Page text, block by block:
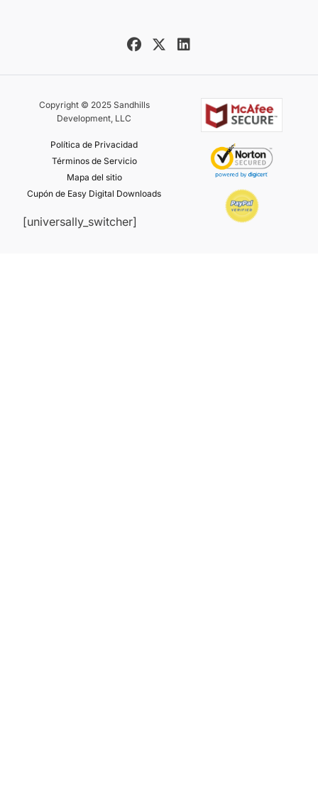
Copyright © 2025 Sandhills
Development, LLC
Política de Privacidad
Términos de Servicio
Mapa del sitio
Cupón de Easy Digital Downloads
[universally_switcher]